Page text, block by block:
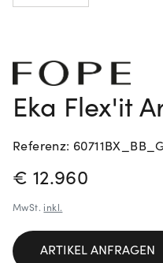
Eka Flex'it
Referenz:
€ 12.960
MwSt. inkl.
ARTIKEL ANFRAGEN